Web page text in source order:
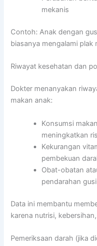
mekanis
Contoh: Anak dengan
biasanya mengalami plak
Riwayat kesehatan dan
Dokter menanyakan
makan anak:
Konsumsi
meningkatkan
Kekurangan
pembekuan
Obat-obatan
pendarahan gusi
Data ini membantu
karena nutrisi,
Pemeriksaan darah (jika